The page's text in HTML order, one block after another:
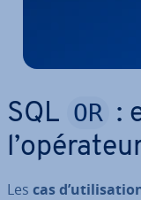
SQL OR :
Les cas